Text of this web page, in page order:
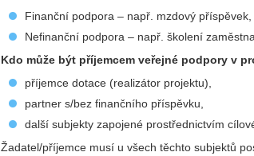
Finanční podpora – např. mzdový
Nefinanční podpora – např. školení
Kdo může být příjemcem veřejné podpory v
příjemce dotace (realizátor projektu),
partner s/bez finančního příspěvku,
další subjekty zapojené prostřednictvím
Žadatel/příjemce musí u všech těchto subjektů